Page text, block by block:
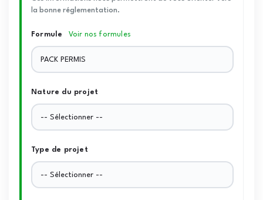
la bonne réglementation.
Formule Voir nos formules
Nature du projet
Type de projet